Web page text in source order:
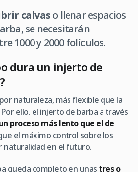
calvaso llenar espacios
se necesitarán
1000 y 2000 folículos.
dura un injerto de
naturaleza, más flexible que la
ello, el injerto de barba a través
un proceso más lento que el de
el máximo control sobre los
naturalidad en el futuro.
queda completo en unas tres o